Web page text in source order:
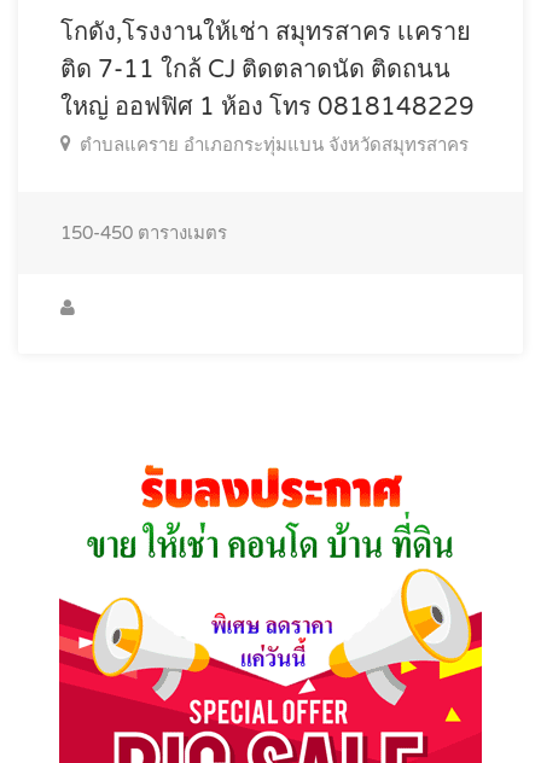
โกดัง,โรงงานให้เช่า สมุทรสาคร เเคราย
ติด 7-11 ใกล้ CJ ติดตลาดนัด ติดถนน
ใหญ่ ออฟฟิศ 1 ห้อง โทร 0818148229
ตำบลแคราย อำเภอกระทุ่มแบน จังหวัดสมุทรสาคร
150-450 ตารางเมตร